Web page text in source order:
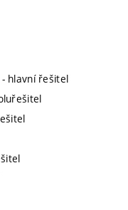
- hlavní řešitel